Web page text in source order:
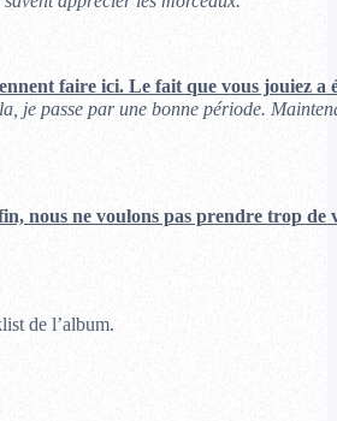
faire ici. Le fait que vous jouiez
je passe par une bonne période.
nous ne voulons pas prendre trop
de l’album.